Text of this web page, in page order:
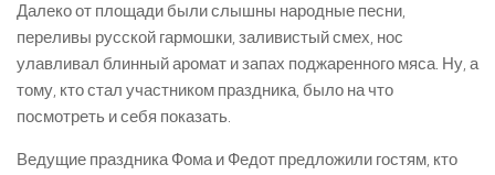
Далеко от площади были слышны народные песни,
переливы русской гармошки, заливистый смех, нос
улавливал блинный аромат и запах поджаренного мяса. Ну, а
тому, кто стал участником праздника, было на что
посмотреть и себя показать.
Ведущие праздника Фома и Федот предложили гостям, кто